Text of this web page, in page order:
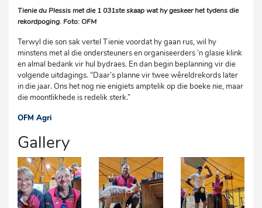
Tienie du Plessis met die 1 031ste skaap wat hy geskeer het tydens die
rekordpoging. Foto: OFM
Terwyl die son sak vertel Tienie voordat hy gaan rus, wil hy
minstens met al die ondersteuners en organiseerders ’n glasie klink
en almal bedank vir hul bydraes. En dan begin beplanning vir die
volgende uitdagings. “Daar’s planne vir twee wêreldrekords later
in die jaar. Ons het nog nie enigiets amptelik op die boeke nie, maar
die moontlikhede is redelik sterk.”
OFM Agri
Gallery